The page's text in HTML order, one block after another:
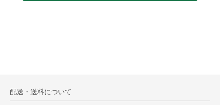
配送・送料について